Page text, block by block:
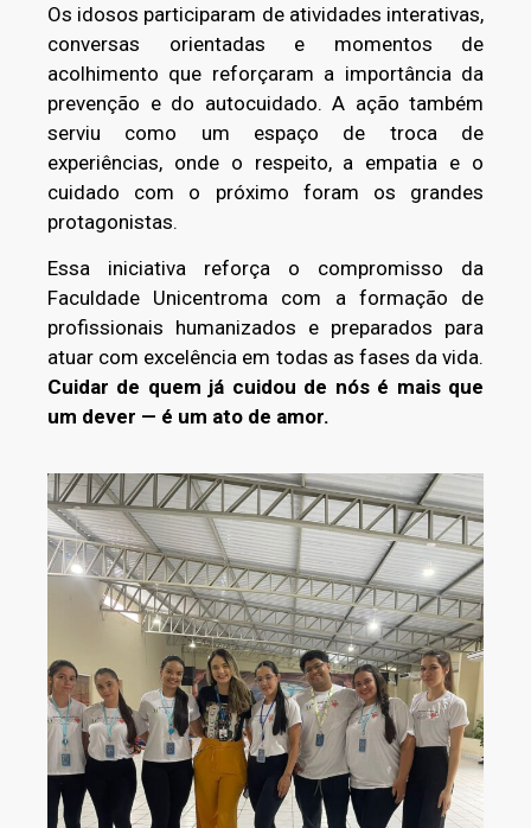
Os idosos participaram de atividades interativas,
conversas orientadas e momentos de
acolhimento que reforçaram a importância da
prevenção e do autocuidado. A ação também
serviu como um espaço de troca de
experiências, onde o respeito, a empatia e o
cuidado com o próximo foram os grandes
protagonistas.
Essa iniciativa reforça o compromisso da
Faculdade Unicentroma com a formação de
profissionais humanizados e preparados para
atuar com excelência em todas as fases da vida.
Cuidar de quem já cuidou de nós é mais que
um dever — é um ato de amor.